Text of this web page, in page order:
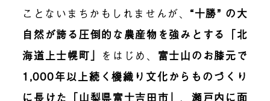
ことないまちかもしれませんが、 “十勝” の大
自然が誇る圧倒的な農産物を強みとする「北
海道上士幌町」 をはじめ、 富士山のお膝元で
1,000年以上続く機織り文化からものづくり
に長けた「山梨県富士吉田市」 、 瀬戸内に面